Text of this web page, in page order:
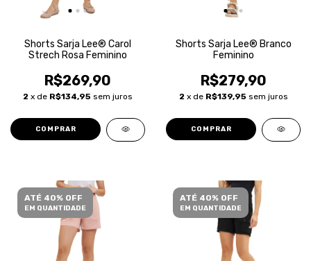
Shorts Sarja Lee® Carol
Strech Rosa Feminino
R$269,90
2 x de R$134,95 sem juros
COMPRAR
Shorts Sarja Lee® Branco
Feminino
R$279,90
2 x de R$139,95 sem juros
COMPRAR
ATÉ 40% OFF
EM QUANTIDADE
ATÉ 40% OFF
EM QUANTIDADE